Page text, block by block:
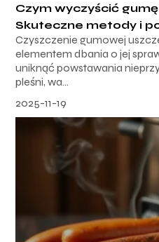
Czym wyczyścić
Skuteczne metody i
Czyszczenie gumowej
elementem dbania o jej
uniknąć powstawania
pleśni, wa...
2025-11-19